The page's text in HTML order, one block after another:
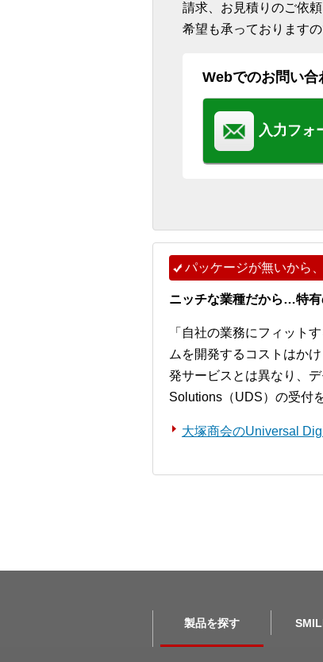
請求、お見積りのご依
希望も承っております
Webでのお問い合
入力フォ
パッケージが無いから
ニッチな業種だから…特
「自社の業務にフィット
ムを開発するコストはか
発サービスとは異なり、
Solutions（UDS）の受付
大塚商会のUniversal
製品を探す